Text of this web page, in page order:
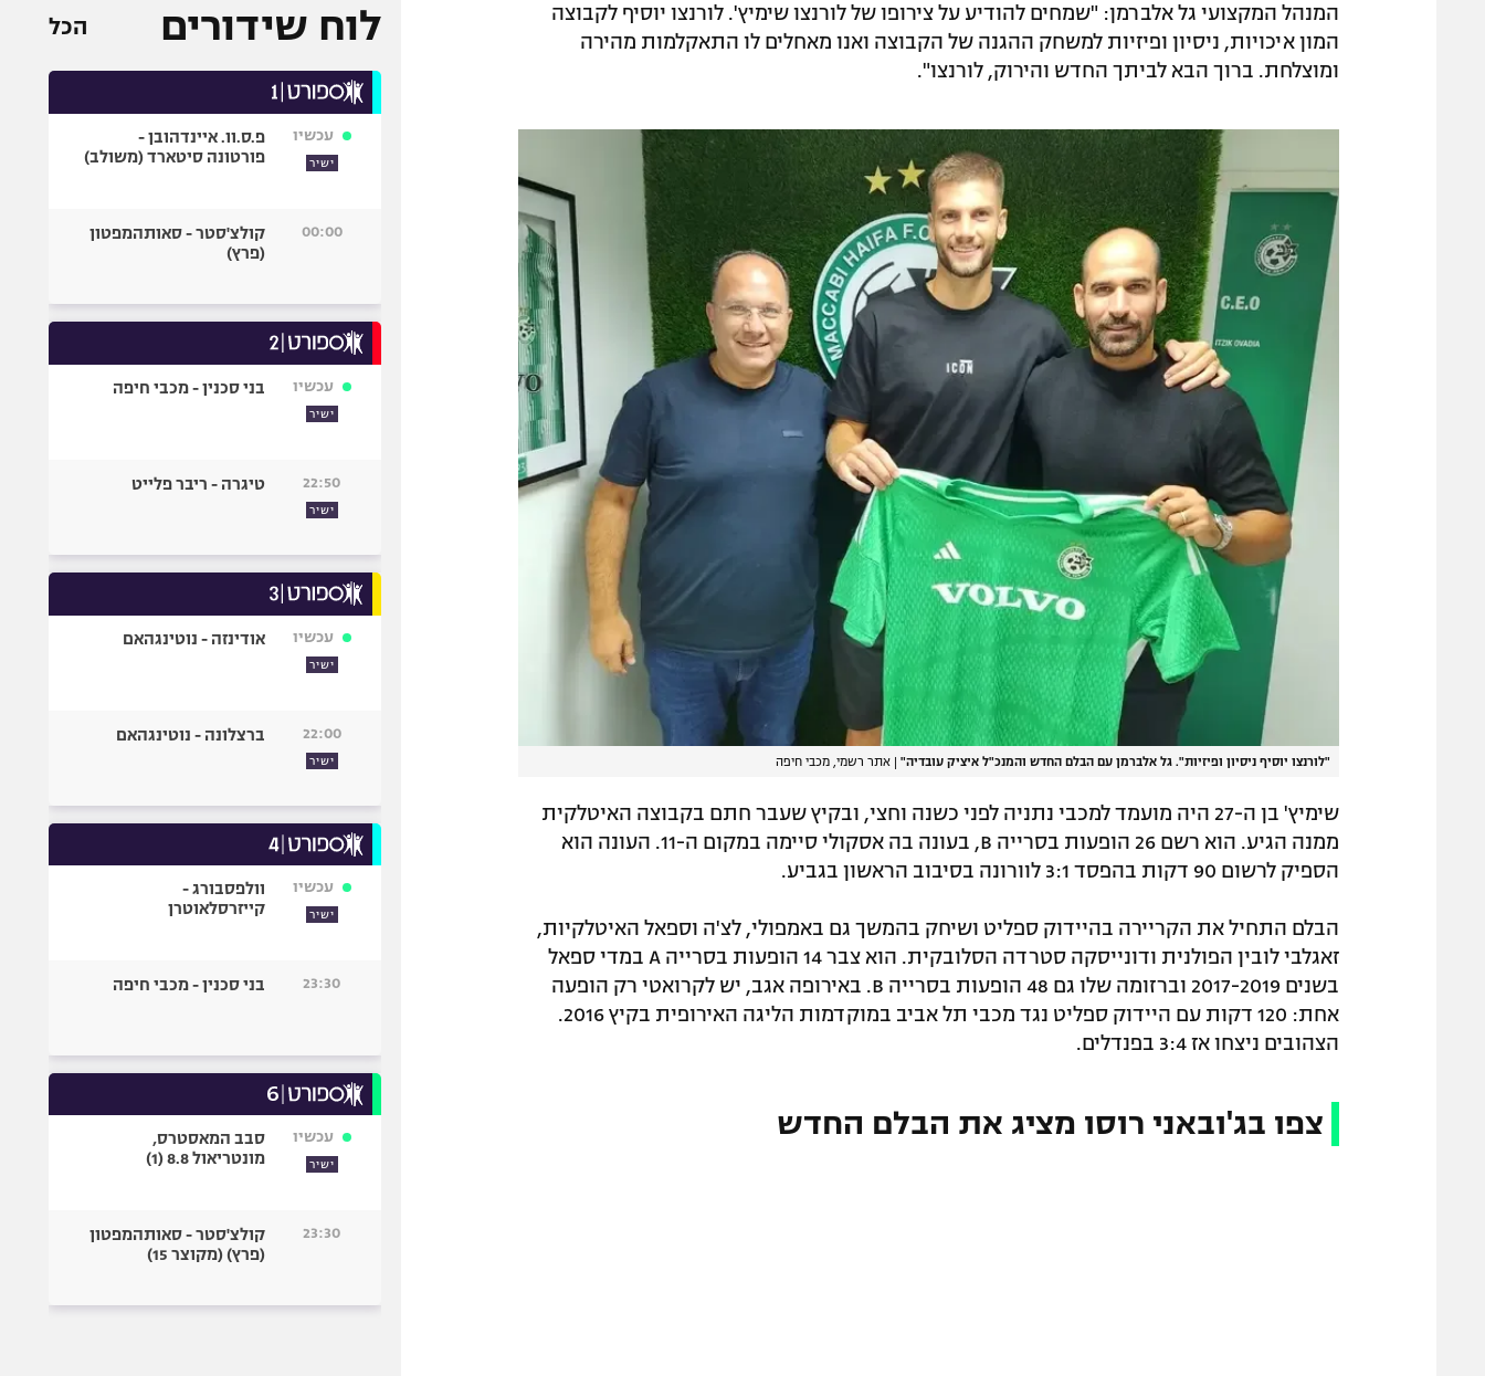
המנהל המקצועי גל אלברמן: "שמחים להודיע על צירופו של לורנצו שימיץ'. לורנצו יוסיף לקבוצה
המון איכויות, ניסיון ופיזיות למשחק ההגנה של הקבוצה ואנו מאחלים לו התאקלמות מהירה
ומוצלחת. ברוך הבא לביתך החדש והירוק, לורנצו".
"לורנצו יוסיף ניסיון ופיזיות". גל אלברמן עם הבלם החדש והמנכ"ל איציק עובדיה" | אתר רשמי, מכבי חיפה
שימיץ' בן ה-27 היה מועמד למכבי נתניה לפני כשנה וחצי, ובקיץ שעבר חתם בקבוצה האיטלקית
ממנה הגיע. הוא רשם 26 הופעות בסרייה B, בעונה בה אסקולי סיימה במקום ה-11. העונה הוא
הספיק לרשום 90 דקות בהפסד 3:1 לוורונה בסיבוב הראשון בגביע.
הבלם התחיל את הקריירה בהיידוק ספליט ושיחק בהמשך גם באמפולי, לצ'ה וספאל האיטלקיות,
זאגלבי לובין הפולנית ודונייסקה סטרדה הסלובקית. הוא צבר 14 הופעות בסרייה A במדי ספאל
בשנים 2017-2019 וברזומה שלו גם 48 הופעות בסרייה B. באירופה אגב, יש לקרואטי רק הופעה
אחת: 120 דקות עם היידוק ספליט נגד מכבי תל אביב במוקדמות הליגה האירופית בקיץ 2016.
הצהובים ניצחו אז 3:4 בפנדלים.
צפו בג'ובאני רוסו מציג את הבלם החדש
לוח שידורים הכל
עכשיו
ישיר
פ.ס.וו. איינדהובן -
פורטונה סיטארד (משולב)
00:00
קולצ'סטר - סאותהמפטון
(פרץ)
עכשיו
ישיר
בני סכנין - מכבי חיפה
22:50
ישיר
טיגרה - ריבר פלייט
עכשיו
ישיר
אודינזה - נוטינגהאם
22:00
ישיר
ברצלונה - נוטינגהאם
עכשיו
ישיר
וולפסבורג -
קייזרסלאוטרן
23:30 בני סכנין - מכבי חיפה
עכשיו
ישיר
סבב המאסטרס,
מונטריאול 8.8 (1)
23:30
קולצ'סטר - סאותהמפטון
(פרץ) (מקוצר 15)